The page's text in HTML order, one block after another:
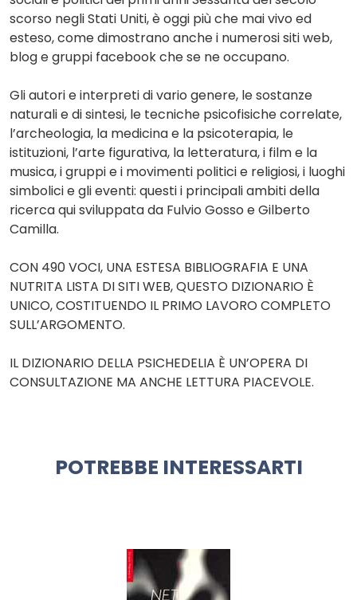
scorso negli Stati Uniti, è oggi più che mai vivo ed
esteso, come dimostrano anche i numerosi siti web,
blog e gruppi facebook che se ne occupano.
Gli autori e interpreti di vario genere, le sostanze
naturali e di sintesi, le tecniche psicofisiche correlate,
l’archeologia, la medicina e la psicoterapia, le
istituzioni, l’arte figurativa, la letteratura, i film e la
musica, i gruppi e i movimenti politici e religiosi, i luoghi
simbolici e gli eventi: questi i principali ambiti della
ricerca qui sviluppata da Fulvio Gosso e Gilberto
Camilla.
CON 490 VOCI, UNA ESTESA BIBLIOGRAFIA E UNA
NUTRITA LISTA DI SITI WEB, QUESTO DIZIONARIO È
UNICO, COSTITUENDO IL PRIMO LAVORO COMPLETO
SULL’ARGOMENTO.
IL DIZIONARIO DELLA PSICHEDELIA È UN’OPERA DI
CONSULTAZIONE MA ANCHE LETTURA PIACEVOLE.
POTREBBE INTERESSARTI